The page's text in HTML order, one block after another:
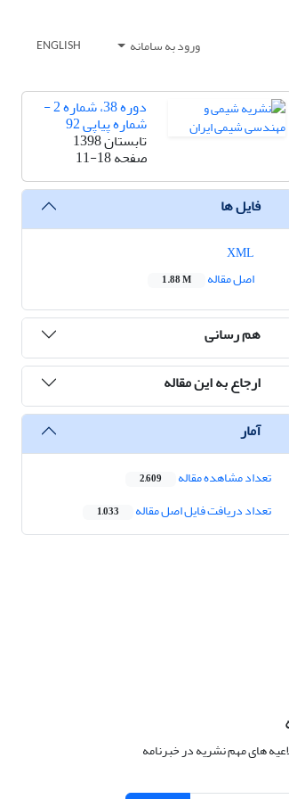
ورود به سامانه ENGLISH
دوره 38، شماره 2 -
شماره پیاپی 92
تابستان 1398
صفحه11-18
فایل ها
اصل مقاله
1.88 M
هم رسانی
ارجاع به این مقاله
آمار
تعداد مشاهده مقاله 2,609
تعداد دریافت فایل اصل مقاله 1,033
های مهم نشریه در خبرنامه